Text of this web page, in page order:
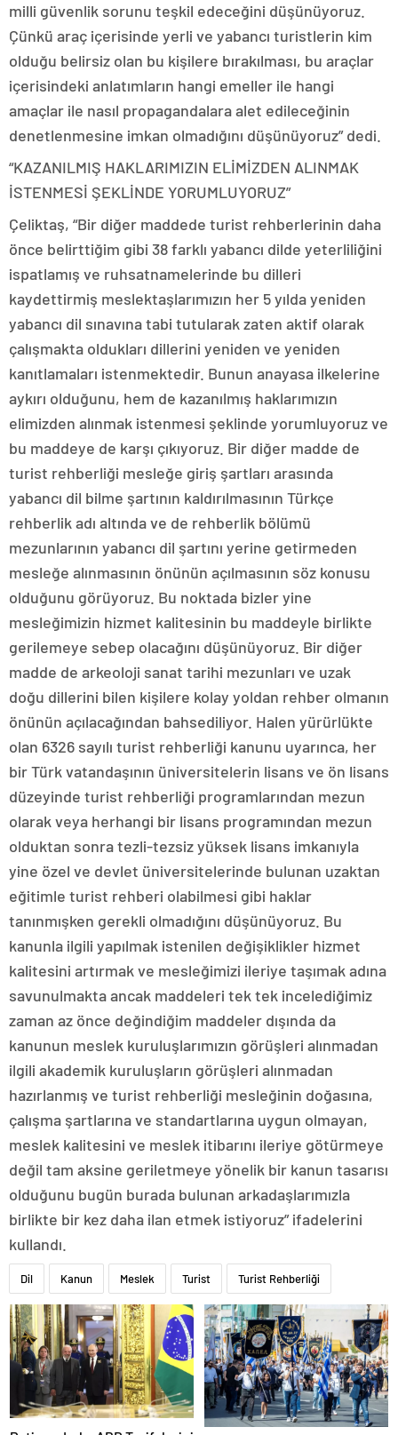
milli güvenlik sorunu teşkil edeceğini düşünüyoruz.
Çünkü araç içerisinde yerli ve yabancı turistlerin kim
olduğu belirsiz olan bu kişilere bırakılması, bu araçlar
içerisindeki anlatımların hangi emeller ile hangi
amaçlar ile nasıl propagandalara alet edileceğinin
denetlenmesine imkan olmadığını düşünüyoruz” dedi.
“KAZANILMIŞ HAKLARIMIZIN ELİMİZDEN ALINMAK
İSTENMESİ ŞEKLİNDE YORUMLUYORUZ”
Çeliktaş, “Bir diğer maddede turist rehberlerinin daha
önce belirttiğim gibi 38 farklı yabancı dilde yeterliliğini
ispatlamış ve ruhsatnamelerinde bu dilleri
kaydettirmiş meslektaşlarımızın her 5 yılda yeniden
yabancı dil sınavına tabi tutularak zaten aktif olarak
çalışmakta oldukları dillerini yeniden ve yeniden
kanıtlamaları istenmektedir. Bunun anayasa ilkelerine
aykırı olduğunu, hem de kazanılmış haklarımızın
elimizden alınmak istenmesi şeklinde yorumluyoruz ve
bu maddeye de karşı çıkıyoruz. Bir diğer madde de
turist rehberliği mesleğe giriş şartları arasında
yabancı dil bilme şartının kaldırılmasının Türkçe
rehberlik adı altında ve de rehberlik bölümü
mezunlarının yabancı dil şartını yerine getirmeden
mesleğe alınmasının önünün açılmasının söz konusu
olduğunu görüyoruz. Bu noktada bizler yine
mesleğimizin hizmet kalitesinin bu maddeyle birlikte
gerilemeye sebep olacağını düşünüyoruz. Bir diğer
madde de arkeoloji sanat tarihi mezunları ve uzak
doğu dillerini bilen kişilere kolay yoldan rehber olmanın
önünün açılacağından bahsediliyor. Halen yürürlükte
olan 6326 sayılı turist rehberliği kanunu uyarınca, her
bir Türk vatandaşının üniversitelerin lisans ve ön lisans
düzeyinde turist rehberliği programlarından mezun
olarak veya herhangi bir lisans programından mezun
olduktan sonra tezli-tezsiz yüksek lisans imkanıyla
yine özel ve devlet üniversitelerinde bulunan uzaktan
eğitimle turist rehberi olabilmesi gibi haklar
tanınmışken gerekli olmadığını düşünüyoruz. Bu
kanunla ilgili yapılmak istenilen değişiklikler hizmet
kalitesini artırmak ve mesleğimizi ileriye taşımak adına
savunulmakta ancak maddeleri tek tek incelediğimiz
zaman az önce değindiğim maddeler dışında da
kanunun meslek kuruluşlarımızın görüşleri alınmadan
ilgili akademik kuruluşların görüşleri alınmadan
hazırlanmış ve turist rehberliği mesleğinin doğasına,
çalışma şartlarına ve standartlarına uygun olmayan,
meslek kalitesini ve meslek itibarını ileriye götürmeye
değil tam aksine geriletmeye yönelik bir kanun tasarısı
olduğunu bugün burada bulunan arkadaşlarımızla
birlikte bir kez daha ilan etmek istiyoruz” ifadelerini
kullandı.
Dil Kanun Meslek Turist Turist Rehberliği